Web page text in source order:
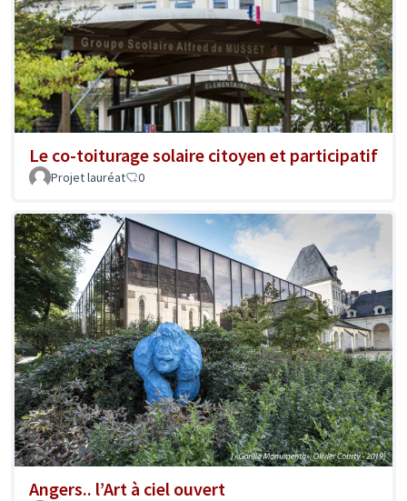
Le co-toiturage solaire citoyen et participatif
Projet lauréat 0
Angers.. l’Art à ciel ouvert